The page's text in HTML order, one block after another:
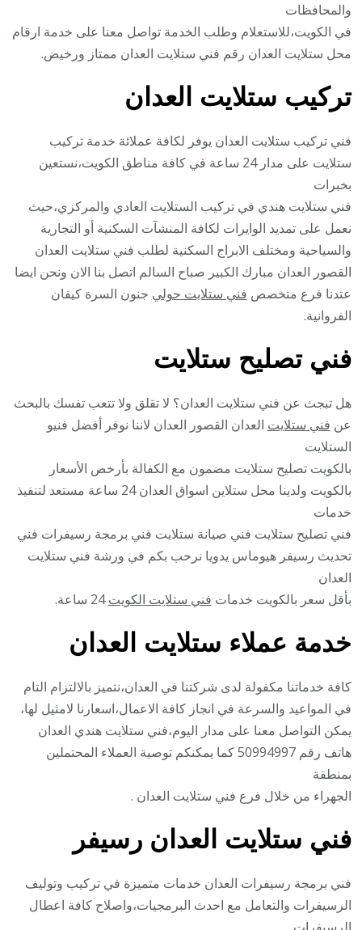
والمحافظات
في الكويت،للاستعلام وطلب الخدمة تواصل معنا على خدمة ارقام
محل ستلايت العدان رقم فني ستلايت العدان ممتاز ورخيض.
تركيب ستلايت العدان
فني تركيب ستلايت العدان يوفر لكافة عملائة خدمة تركيب
ستلايت على مدار 24 ساعة في كافة مناطق الكويت،نستعين
بخبرات
فني ستلايت هندي في تركيب الستلايت العادي والمركزي،حيث
نعمل على تمديد الوايرات لكافة المنشآت السكنية أو التجارية
والسياحية ومختلف الابراج السكنية لطلب فني ستلايت العدان
القصور العدان مبارك الكبير صباح السالم اتصل بنا الان ونحن ايضا
عتدنا فرع متخصص فني ستلايت حولي جنون السرة كيفان
الفروانية.
فني تصليح ستلايت
هل تبجث عن فني ستلايت العدان؟ لا تقلق ولا تتعب تفسك بالبحث
عن فني ستلايت العدان القصور العدان لاننا نوفر أفضل فنيو
الستلايت
بالكويت تصليح ستلايت مضمون مع الكفالة بأرخص الأسعار
بالكويت ولدينا محل ستلاين اسواق العدان 24 ساعة مستعد لتنفيذ
خدمات
فني تصليح ستلايت فني صيانة ستلايت فني برمجة رسيفرات فني
تحديث رسيفر هيوماس يدويا نرحب بكم في ورشة فني ستلايت
العدان
بأقل سعر بالكويت خدمات فني ستلايت الكويت24 ساعة.
خدمة عملاء ستلايت العدان
كافة خدماتنا مكفولة لدى شركتنا في العدان،نتميز بالالتزام التام
في المواعيد والسرعة في انجاز كافة الاعمال،اسعارنا لامثيل لها،
يمكن التواصل معنا على مدار اليوم،فني ستلايت هندي العدان
هاتف رقم 50994997 كما يمكنكم توصية العملاء المحتملين
بمنطقة
الجهراء من خلال فرع فني ستلايت العدان .
فني ستلايت العدان رسيفر
فني برمجة رسيفرات العدان خدمات متميزة في تركيب وتوليف
الرسيفرات والتعامل مع احدث البرمجيات،واصلاح كافة اعطال
الرسيفرات